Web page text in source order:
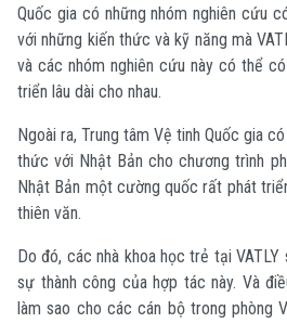
Quốc gia có những nhóm nghiên cứu
với những kiến thức và kỹ năng mà
và các nhóm nghiên cứu này có thể
triển lâu dài cho nhau.
Ngoài ra, Trung tâm Vệ tinh Quốc gia
thức với Nhật Bản cho chương trình
Nhật Bản một cường quốc rất phát
thiên văn.
Do đó, các nhà khoa học trẻ tại
sự thành công của hợp tác này. Và
làm sao cho các cán bộ trong phòng